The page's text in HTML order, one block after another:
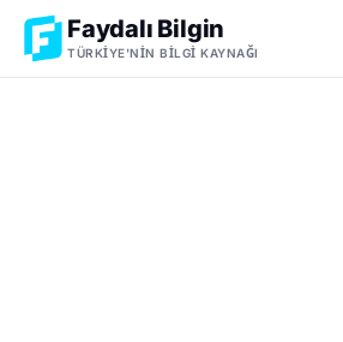
Faydalı Bilgin
TÜRKIYE'NIN BILGI KAYNAĞI